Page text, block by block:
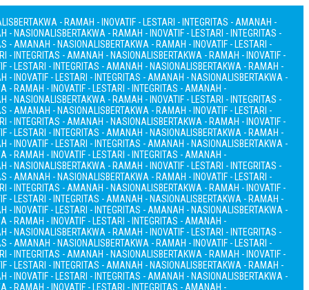
BERTAKWA - RAMAH - INOVATIF - LESTARI - INTEGRITAS - AMANAH -
- NASIONALISBERTAKWA - RAMAH - INOVATIF - LESTARI - INTEGRITAS -
- AMANAH - NASIONALISBERTAKWA - RAMAH - INOVATIF - LESTARI -
- INTEGRITAS - AMANAH - NASIONALISBERTAKWA - RAMAH - INOVATIF -
- LESTARI - INTEGRITAS - AMANAH - NASIONALISBERTAKWA - RAMAH -
- INOVATIF - LESTARI - INTEGRITAS - AMANAH - NASIONALISBERTAKWA -
- RAMAH - INOVATIF - LESTARI - INTEGRITAS - AMANAH -
- NASIONALISBERTAKWA - RAMAH - INOVATIF - LESTARI - INTEGRITAS -
- AMANAH - NASIONALISBERTAKWA - RAMAH - INOVATIF - LESTARI -
- INTEGRITAS - AMANAH - NASIONALISBERTAKWA - RAMAH - INOVATIF -
- LESTARI - INTEGRITAS - AMANAH - NASIONALISBERTAKWA - RAMAH -
- INOVATIF - LESTARI - INTEGRITAS - AMANAH - NASIONALISBERTAKWA -
- RAMAH - INOVATIF - LESTARI - INTEGRITAS - AMANAH -
- NASIONALISBERTAKWA - RAMAH - INOVATIF - LESTARI - INTEGRITAS -
- AMANAH - NASIONALISBERTAKWA - RAMAH - INOVATIF - LESTARI -
- INTEGRITAS - AMANAH - NASIONALISBERTAKWA - RAMAH - INOVATIF -
- LESTARI - INTEGRITAS - AMANAH - NASIONALISBERTAKWA - RAMAH -
- INOVATIF - LESTARI - INTEGRITAS - AMANAH - NASIONALISBERTAKWA -
- RAMAH - INOVATIF - LESTARI - INTEGRITAS - AMANAH -
- NASIONALISBERTAKWA - RAMAH - INOVATIF - LESTARI - INTEGRITAS -
- AMANAH - NASIONALISBERTAKWA - RAMAH - INOVATIF - LESTARI -
- INTEGRITAS - AMANAH - NASIONALISBERTAKWA - RAMAH - INOVATIF -
- LESTARI - INTEGRITAS - AMANAH - NASIONALISBERTAKWA - RAMAH -
- INOVATIF - LESTARI - INTEGRITAS - AMANAH - NASIONALISBERTAKWA -
- RAMAH - INOVATIF - LESTARI - INTEGRITAS - AMANAH -